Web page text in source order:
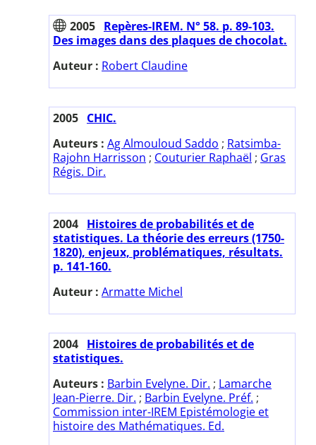
2005 Repères-IREM. N° 58. p. 89-103.
Des images dans des plaques de chocolat.
Auteur : Robert Claudine
2005 CHIC.
Auteurs : Ag Almouloud Saddo ; Ratsimba-
Rajohn Harrisson ; Couturier Raphaël ; Gras
Régis. Dir.
2004 Histoires de probabilités et de
statistiques. La théorie des erreurs (1750-
1820), enjeux, problématiques, résultats.
p. 141-160.
Auteur : Armatte Michel
2004 Histoires de probabilités et de
statistiques.
Auteurs : Barbin Evelyne. Dir. ; Lamarche
Jean-Pierre. Dir. ; Barbin Evelyne. Préf. ;
Commission inter-IREM Epistémologie et
histoire des Mathématiques. Ed.